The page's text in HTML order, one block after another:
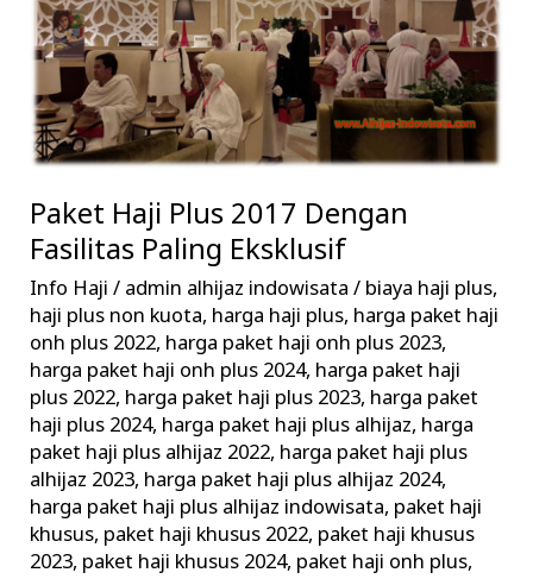
Paket Haji Plus 2017 Dengan
Fasilitas Paling Eksklusif
Info Haji / admin alhijaz indowisata/ biaya haji plus,
haji plus non kuota, harga haji plus, harga paket haji
onh plus 2022, harga paket haji onh plus 2023,
harga paket haji onh plus 2024, harga paket haji
plus 2022, harga paket haji plus 2023, harga paket
haji plus 2024, harga paket haji plus alhijaz, harga
paket haji plus alhijaz 2022, harga paket haji plus
alhijaz 2023, harga paket haji plus alhijaz 2024,
harga paket haji plus alhijaz indowisata, paket haji
khusus, paket haji khusus 2022, paket haji khusus
2023, paket haji khusus 2024, paket haji onh plus,
2017
Dengan
Fasilitas
Paling
Eksklusif